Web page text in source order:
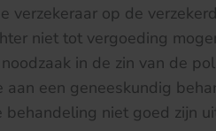
verzekeraar op de
niet tot vergoeding
in de zin van de
aan een geneeskundig
behandeling niet goed zijn